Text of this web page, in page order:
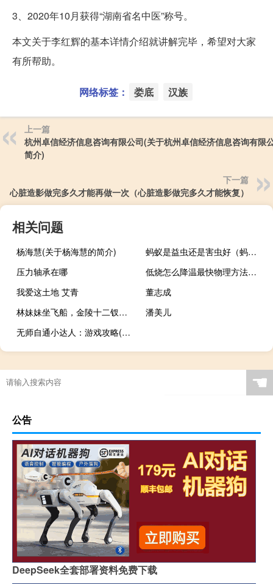
3、2020年10月获得“湖南省名中医”称号。
本文关于李红辉的基本详情介绍就讲解完毕，希望对大家
有所帮助。
网络标签： 娄底 汉族
上一篇
杭州卓信经济信息咨询有限公司(关于杭州卓信经济信息咨询有限
简介)
下一篇
心脏造影做完多久才能再做一次（心脏造影做完多久才能恢复）
相关问题
杨海慧(关于杨海慧的简介)
蚂蚁是益虫还是害虫好（蚂蚁是益虫还是害虫）
压力轴承在哪
低烧怎么降温最快物理方法（低烧怎么降温）
我爱这土地 艾青
董志成
林妹妹坐飞船，金陵十二钗保护宇宙？红楼梦同人科幻游戏登陆steam
潘美儿
无师自通小达人：游戏攻略(关于无师自通小达人：游戏攻略的简介)
☚
公告
DeepSeek全套部署资料免费下载